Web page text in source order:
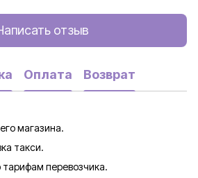
отзыв
Оплата Возврат
магазина.
такси.
тарифам перевозчика.